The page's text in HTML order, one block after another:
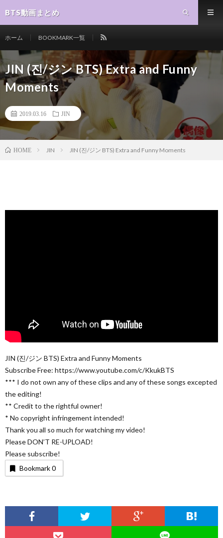
BTS動画まとめ
ホーム BOOKMARK一覧
JIN (진/ジン BTS) Extra and Funny
Moments
2019.03.16 JIN
HOME JIN JIN (진/ジン BTS) Extra and Funny Moments
JIN (진/ジン BTS) Extra and Funny Moments
Subscribe Free: https://www.youtube.com/c/KkukBTS
*** I do not own any of these clips and any of these songs excepted
the editing!
** Credit to the rightful owner!
* No copyright infringement intended!
Thank you all so much for watching my video!
Please DON’T RE-UPLOAD!
Please subscribe!
Bookmark0